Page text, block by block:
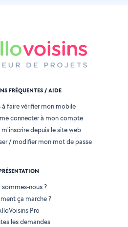
FRÉQUENTES / AIDE
à faire vérifier mon mobile
connecter à mon compte
m'inscrire depuis le site web
/ modifier mon mot de passe
sommes-nous ?
ça marche ?
Pro
les demandes